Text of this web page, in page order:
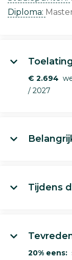
Diploma:
€ 2.694
/ 2027
Tijdens
20% eens: